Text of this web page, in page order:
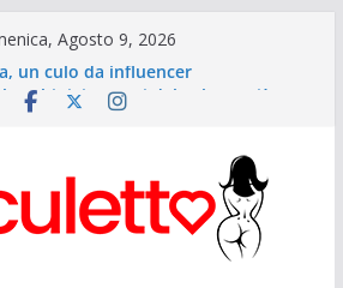
Agosto 9, 2026
un culo da influencer
i segreti del culetto più
il lato b di Onlyfans
il suo lato b musicale